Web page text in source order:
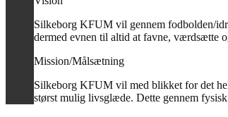
Silkeborg KFUM vil gennem fodbolden/
dermed evnen til altid at favne, værdsætte
Mission/Målsætning
Silkeborg KFUM vil med blikket for det
størst mulig livsglæde. Dette gennem